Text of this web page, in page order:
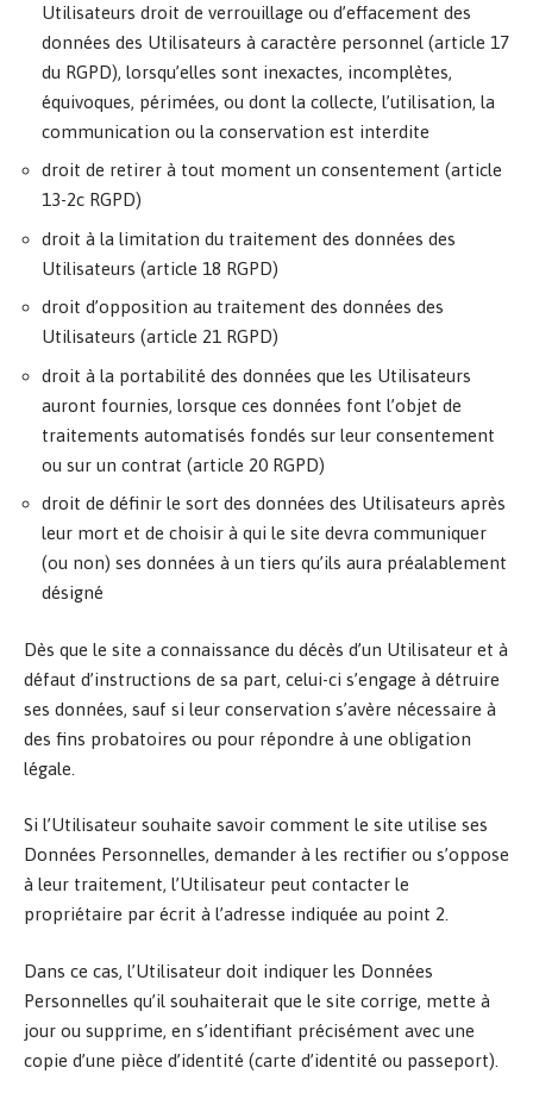
Utilisateurs droit de verrouillage ou d’effacement des
données des Utilisateurs à caractère personnel (article 17
du RGPD), lorsqu’elles sont inexactes, incomplètes,
équivoques, périmées, ou dont la collecte, l’utilisation, la
communication ou la conservation est interdite
droit de retirer à tout moment un consentement (article
13-2c RGPD)
droit à la limitation du traitement des données des
Utilisateurs (article 18 RGPD)
droit d’opposition au traitement des données des
Utilisateurs (article 21 RGPD)
droit à la portabilité des données que les Utilisateurs
auront fournies, lorsque ces données font l’objet de
traitements automatisés fondés sur leur consentement
ou sur un contrat (article 20 RGPD)
droit de définir le sort des données des Utilisateurs après
leur mort et de choisir à qui le site devra communiquer
(ou non) ses données à un tiers qu’ils aura préalablement
désigné
Dès que le site a connaissance du décès d’un Utilisateur et à
défaut d’instructions de sa part, celui-ci s’engage à détruire
ses données, sauf si leur conservation s’avère nécessaire à
des fins probatoires ou pour répondre à une obligation
légale.
Si l’Utilisateur souhaite savoir comment le site utilise ses
Données Personnelles, demander à les rectifier ou s’oppose
à leur traitement, l’Utilisateur peut contacter le
propriétaire par écrit à l’adresse indiquée au point 2.
Dans ce cas, l’Utilisateur doit indiquer les Données
Personnelles qu’il souhaiterait que le site corrige, mette à
jour ou supprime, en s’identifiant précisément avec une
copie d’une pièce d’identité (carte d’identité ou passeport).